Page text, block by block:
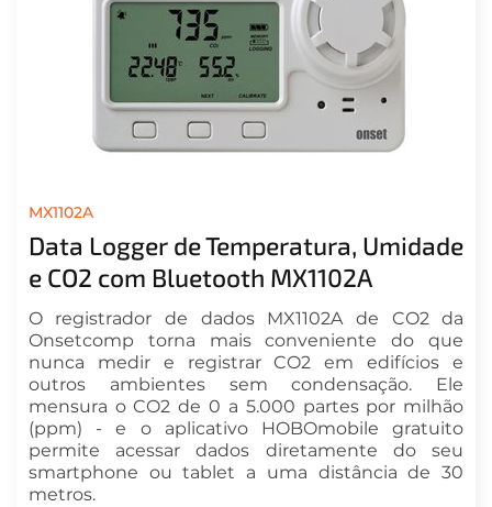
MX1102A
Data Logger de Temperatura, Umidade
e CO2 com Bluetooth MX1102A
O registrador de dados MX1102A de CO2 da
Onsetcomp torna mais conveniente do que
nunca medir e registrar CO2 em edifícios e
outros ambientes sem condensação. Ele
mensura o CO2 de 0 a 5.000 partes por milhão
(ppm) - e o aplicativo HOBOmobile gratuito
permite acessar dados diretamente do seu
smartphone ou tablet a uma distância de 30
metros.